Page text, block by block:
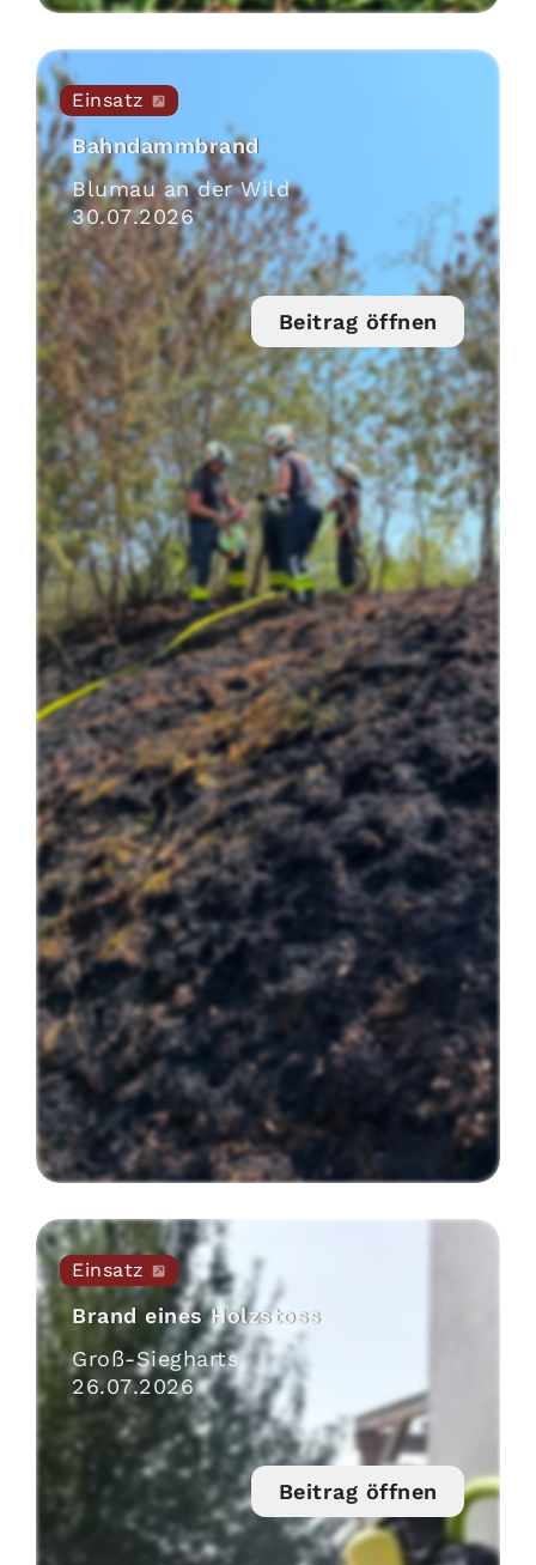
Einsatz
Bahndammbrand
Blumau an der Wild
30.07.2026
Beitrag öffnen
Einsatz
Brand eines Holzstoss
Groß-Siegharts
26.07.2026
Beitrag öffnen